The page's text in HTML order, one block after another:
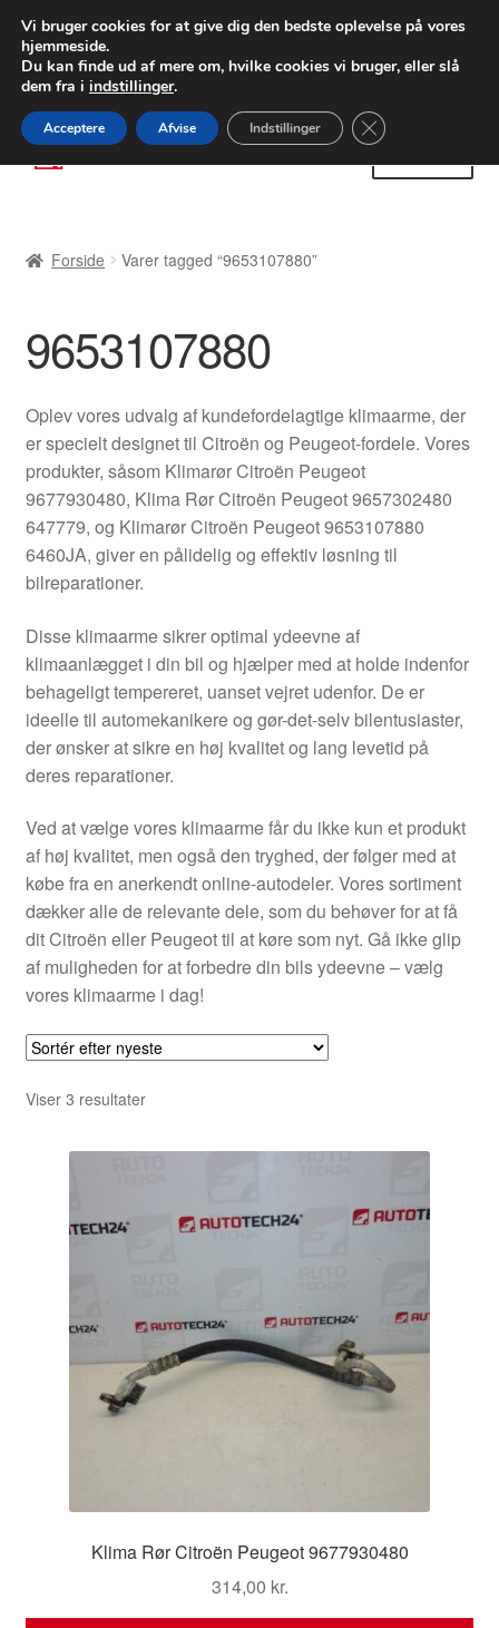
LEVERING fra 55 kr.
FEDEX verdensomspændende forsendelse
80 82 72 02
Spring
til
Spring
til
Betalinger
Kasse
Klageprocedure
Kontakte
Kurv
Levering
Min Konto
Om os
Vilkår og betingelser
Forside Varer tagged “9653107880”
9653107880
Oplev vores udvalg af kundefordelagtige klimaarme, der
er specielt designet til Citroën og Peugeot-fordele. Vores
produkter, såsom Klimarør Citroën Peugeot
9677930480, Klima Rør Citroën Peugeot 9657302480
647779, og Klimarør Citroën Peugeot 9653107880
6460JA, giver en pålidelig og effektiv løsning til
bilreparationer.
Disse klimaarme sikrer optimal ydeevne af
klimaanlægget i din bil og hjælper med at holde indenfor
behageligt tempereret, uanset vejret udenfor. De er
ideelle til automekanikere og gør-det-selv bilentusiaster,
der ønsker at sikre en høj kvalitet og lang levetid på
deres reparationer.
Ved at vælge vores klimaarme får du ikke kun et produkt
af høj kvalitet, men også den tryghed, der følger med at
købe fra en anerkendt online-autodeler. Vores sortiment
dækker alle de relevante dele, som du behøver for at få
dit Citroën eller Peugeot til at køre som nyt. Gå ikke glip
af muligheden for at forbedre din bils ydeevne – vælg
vores klimaarme i dag!
Viser 3 resultaterSorteret
seneste
Klima Rør Citroën Peugeot 9677930480
314,00 kr.
Vi bruger cookies for at give dig den bedste oplevelse på vores
hjemmeside.
Du kan finde ud af mere om, hvilke cookies vi bruger, eller slå
dem fra i indstillinger.
Acceptere Afvise Indstillinger Close GDPR